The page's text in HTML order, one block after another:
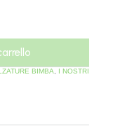
BIMBA
I NOSTRI